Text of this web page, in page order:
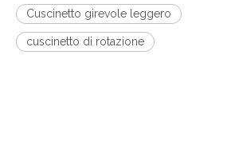
Cuscinetto girevole leggero
cuscinetto di rotazione